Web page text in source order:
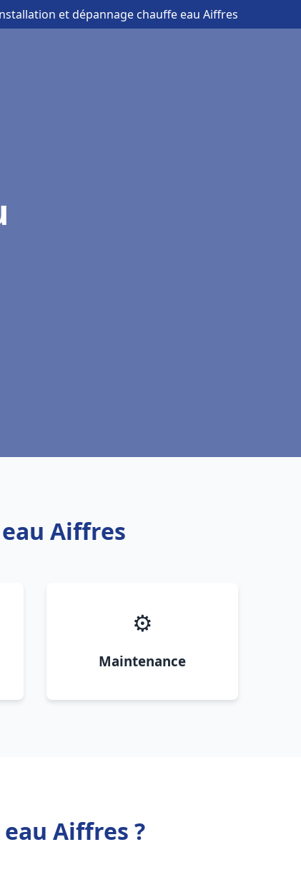
et dépannage chauffe eau Aiffres
Aiffres
⚙️
Maintenance
Aiffres ?